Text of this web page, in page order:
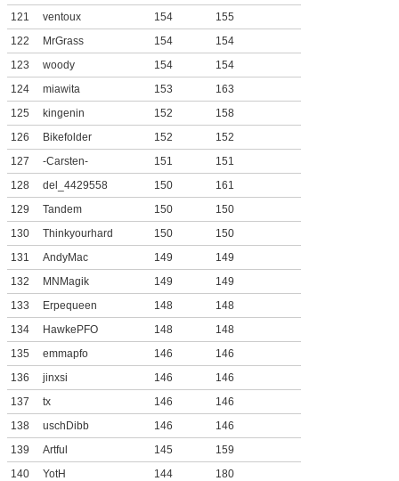
121
ventoux 154
155
122
MrGrass 154
154
123
woody 154
154
124
miawita 153
163
125
kingenin 152
158
126
Bikefolder 152
152
127
-Carsten- 151
151
128
del_4429558 150
161
129
Tandem 150
150
130
Thinkyourhard 150
150
131
AndyMac 149
149
132
MNMagik 149
149
133
Erpequeen 148
148
134
HawkePFO 148
148
135
emmapfo 146
146
136
jinxsi 146
146
137
tx 146
146
138
uschDibb 146
146
139
Artful 145
159
140
YotH 144
180